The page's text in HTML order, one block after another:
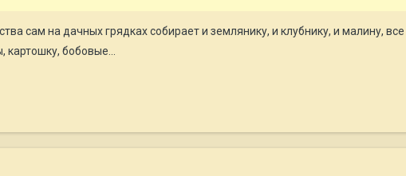
сам на дачных грядках собирает и землянику, и клубнику, и малину,
бобовые...